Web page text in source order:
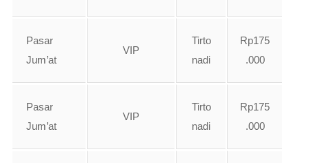
Pasar
Jum’at
VIP
Tirto
nadi
Rp175
.000
Pasar
Jum’at
VIP
Tirto
nadi
Rp175
.000